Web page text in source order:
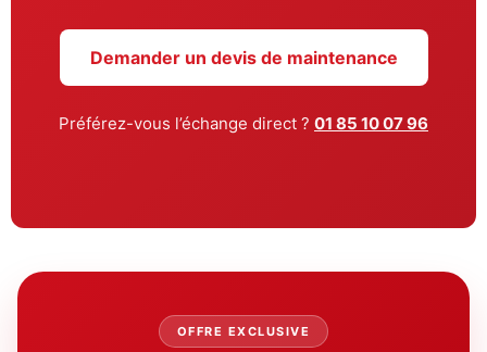
Demander un devis de maintenance
Préférez-vous l’échange direct ? 01 85 10 07 96
OFFRE EXCLUSIVE